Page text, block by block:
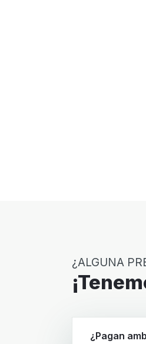
¿ALGUNA
¿Pagan